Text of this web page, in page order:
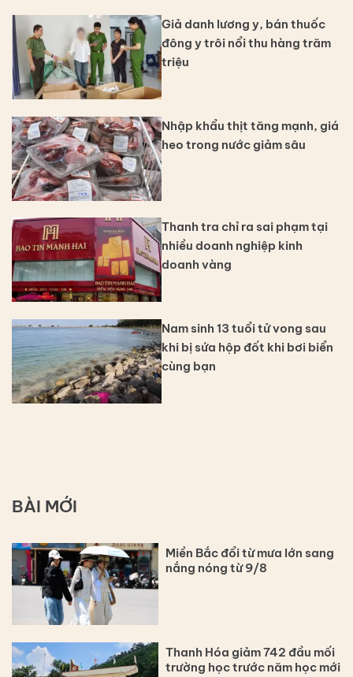
Giả danh lương y, bán thuốc
đông y trôi nổi thu hàng trăm
triệu
Nhập khẩu thịt tăng mạnh, giá
heo trong nước giảm sâu
Thanh tra chỉ ra sai phạm tại
nhiều doanh nghiệp kinh
doanh vàng
Nam sinh 13 tuổi tử vong sau
khi bị sứa hộp đốt khi bơi biển
cùng bạn
BÀI MỚI
Miền Bắc đổi từ mưa lớn sang
nắng nóng từ 9/8
Thanh Hóa giảm 742 đầu mối
trường học trước năm học mới